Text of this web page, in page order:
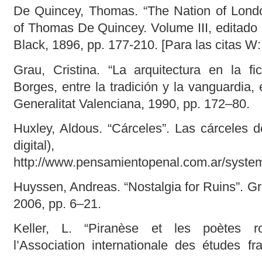
De Quincey, Thomas. “The Nation of
of Thomas De Quincey. Volume III,
Black, 1896, pp. 177-210. [Para las citas
Grau, Cristina. “La arquitectura en la
Borges, entre la tradición y la vanguardia,
Generalitat Valenciana, 1990, pp. 172–80.
Huxley, Aldous. “Cárceles”. Las cárceles
digital),
http://www.pensamientopenal.com.ar/
Huyssen, Andreas. “Nostalgia for Ruins”.
2006, pp. 6–21.
Keller, L. “Piranèse et les poètes
l’Association internationale des études